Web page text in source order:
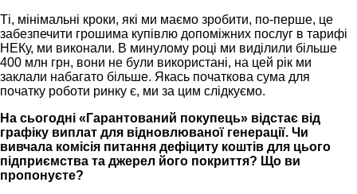
Ті, мінімальні кроки, які ми маємо зробити, по-перше, це
забезпечити грошима купівлю допоміжних послуг в тарифі
НЕКу, ми виконали. В минулому році ми виділили більше
400 млн грн, вони не були використані, на цей рік ми
заклали набагато більше. Якась початкова сума для
початку роботи ринку є, ми за цим слідкуємо.
На сьогодні «Гарантований покупець» відстає від
графіку виплат для відновлюваної генерації. Чи
вивчала комісія питання дефіциту коштів для цього
підприємства та джерел його покриття? Що ви
пропонуєте?